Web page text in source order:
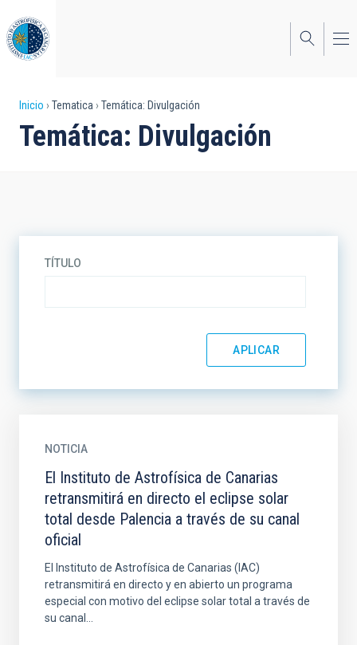
al
contenido
principal
Sobrescribir
enlaces
navegación
Inicio Tematica Temática: Divulgación
Temática: Divulgación
TÍTULO
NOTICIA
El Instituto de Astrofísica de Canarias
retransmitirá en directo el eclipse solar
total desde Palencia a través de su canal
oficial
El Instituto de Astrofísica de Canarias (IAC)
retransmitirá en directo y en abierto un programa
especial con motivo del eclipse solar total a través de
su canal...